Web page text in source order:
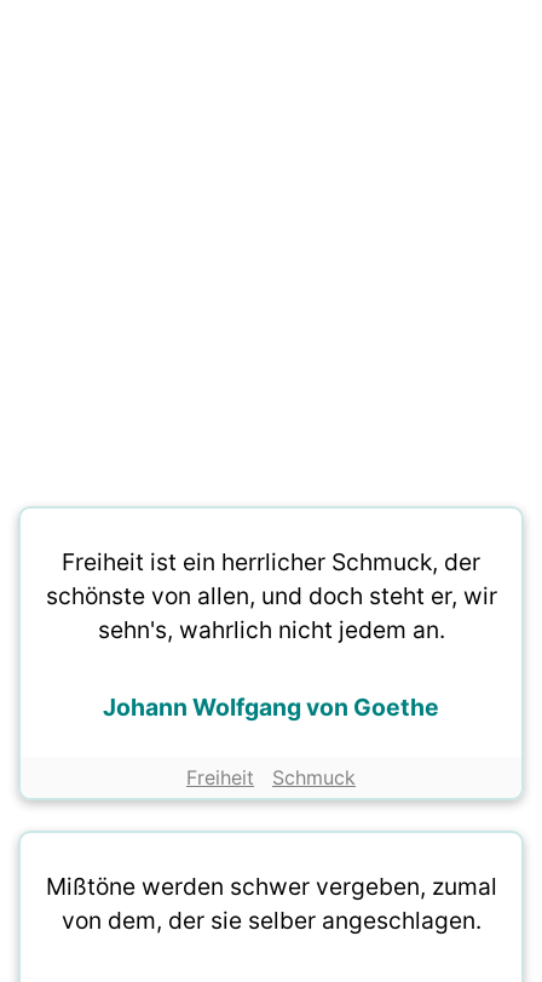
Freiheit ist ein herrlicher Schmuck, der
schönste von allen, und doch steht er, wir
sehn's, wahrlich nicht jedem an.
Johann Wolfgang von Goethe
Freiheit Schmuck
Mißtöne werden schwer vergeben, zumal
von dem, der sie selber angeschlagen.